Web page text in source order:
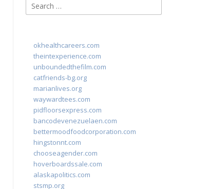
Search
for:
okhealthcareers.com
theintexperience.com
unboundedthefilm.com
catfriends-bg.org
marianlives.org
waywardtees.com
pidfloorsexpress.com
bancodevenezuelaen.com
bettermoodfoodcorporation.com
hingstonnt.com
chooseagender.com
hoverboardssale.com
alaskapolitics.com
stsmp.org